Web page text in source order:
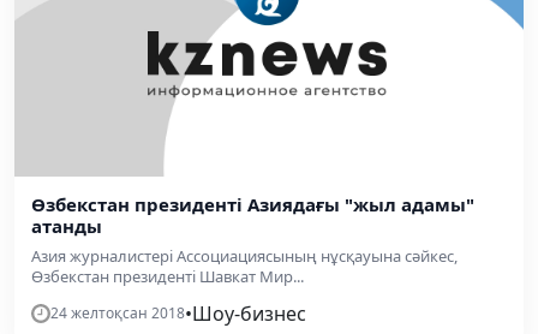
Өзбекстан президенті Азиядағы "жыл адамы"
атанды
Азия журналистері Ассоциациясының нұсқауына сәйкес,
Өзбекстан президенті Шавкат Мир...
24 желтоқсан 2018•Шоу-бизнес